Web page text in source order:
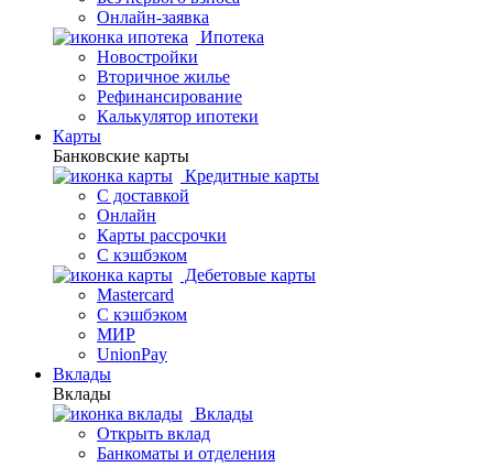
Онлайн-заявка
Ипотека
Новостройки
Вторичное жилье
Рефинансирование
Калькулятор ипотеки
Карты
Банковские карты
Кредитные карты
С доставкой
Онлайн
Карты рассрочки
С кэшбэком
Дебетовые карты
Mastercard
С кэшбэком
МИР
UnionPay
Вклады
Вклады
Вклады
Открыть вклад
Банкоматы и отделения